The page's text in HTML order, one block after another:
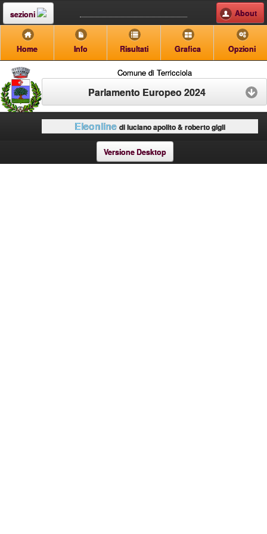
sezioni About
Home Info Risultati Grafica Opzioni
Comune di Terricciola
Parlamento Europeo 2024
Eleonline di luciano apolito & roberto gigli
Versione Desktop